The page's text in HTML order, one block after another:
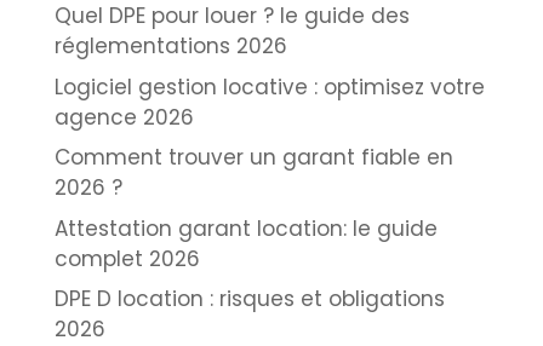
Quel DPE pour louer ? le guide des
réglementations 2026
Logiciel gestion locative : optimisez votre
agence 2026
Comment trouver un garant fiable en
2026 ?
Attestation garant location: le guide
complet 2026
DPE D location : risques et obligations
2026